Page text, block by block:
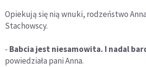
Opiekują się nią wnuki, rodzeństwo
Stachowscy.
- Babcia jest niesamowita. I nadal
powiedziała pani Anna.